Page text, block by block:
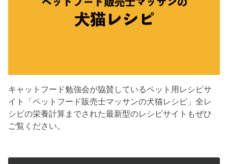
キャットフード勉強会が協賛しているペット用レシピサ
イト「ペットフード販売士マッサンの犬猫レシピ」全レ
シピの栄養計算までされた最新型のレシピサイトもぜひ
ご覧ください。